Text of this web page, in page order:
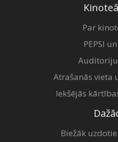
Par
PEPSI
Atrašanās vieta
Iekšējās
Biežāk